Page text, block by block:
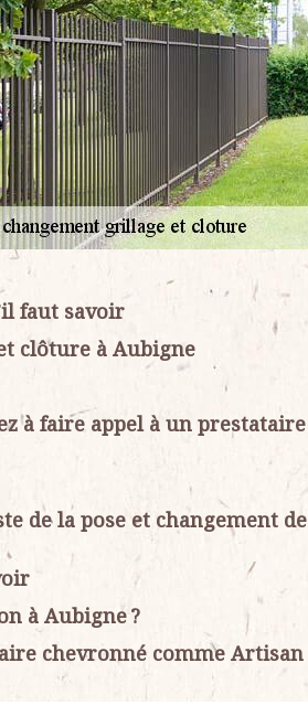
faut savoir
clôture à Aubigne
à faire appel à un prestataire
de la pose et changement de
à Aubigne ?
chevronné comme Artisan